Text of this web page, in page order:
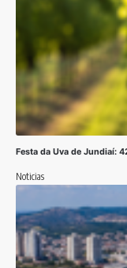
Festa da Uva de Jundiaí:
Noticias